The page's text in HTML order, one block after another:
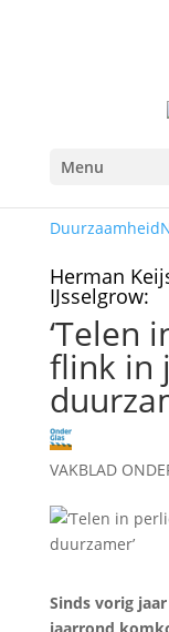
Menu
Duurzaamheid
Herman
IJsselgrow:
‘Telen
flink in
VAKBLAD
Sinds vorig